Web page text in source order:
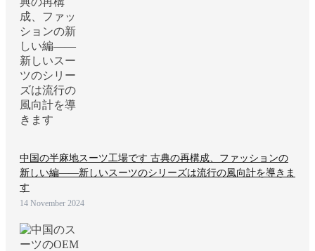
中国の半麻地スーツ工場です 古典の再構成、ファッションの
新しい編——新しいスーツのシリーズは流行の風向計を導きま
す
14 November 2024